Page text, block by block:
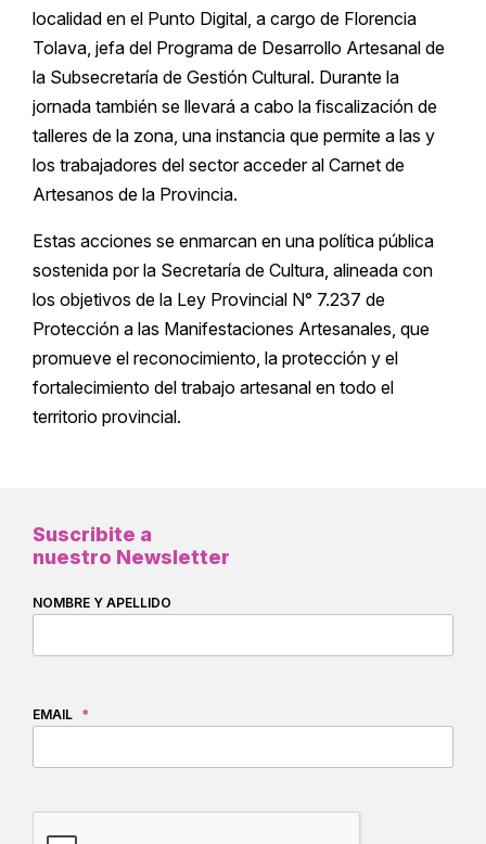
localidad en el Punto Digital, a cargo de Florencia
Tolava, jefa del Programa de Desarrollo Artesanal de
la Subsecretaría de Gestión Cultural. Durante la
jornada también se llevará a cabo la fiscalización de
talleres de la zona, una instancia que permite a las y
los trabajadores del sector acceder al Carnet de
Artesanos de la Provincia.
Estas acciones se enmarcan en una política pública
sostenida por la Secretaría de Cultura, alineada con
los objetivos de la Ley Provincial N° 7.237 de
Protección a las Manifestaciones Artesanales, que
promueve el reconocimiento, la protección y el
fortalecimiento del trabajo artesanal en todo el
territorio provincial.
Suscribite a
nuestro Newsletter
NOMBRE Y APELLIDO
EMAIL *